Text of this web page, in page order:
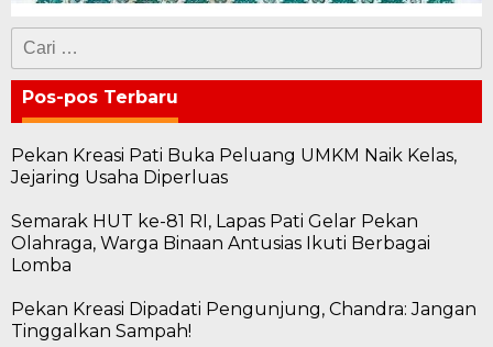
Cari
untuk:
Pos-pos Terbaru
Pekan Kreasi Pati Buka Peluang UMKM Naik Kelas,
Jejaring Usaha Diperluas
Semarak HUT ke-81 RI, Lapas Pati Gelar Pekan
Olahraga, Warga Binaan Antusias Ikuti Berbagai
Lomba
Pekan Kreasi Dipadati Pengunjung, Chandra: Jangan
Tinggalkan Sampah!